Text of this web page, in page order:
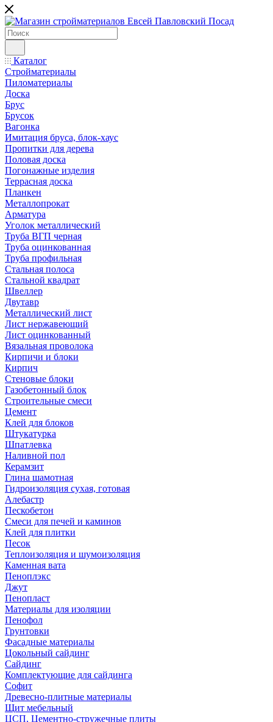
Каталог
Стройматериалы
Пиломатериалы
Доска
Брус
Брусок
Вагонка
Имитация бруса, блок-хаус
Пропитки для дерева
Половая доска
Погонажные изделия
Террасная доска
Планкен
Металлопрокат
Арматура
Уголок металлический
Труба ВГП черная
Труба оцинкованная
Труба профильная
Стальная полоса
Стальной квадрат
Швеллер
Двутавр
Металлический лист
Лист нержавеющий
Лист оцинкованный
Вязальная проволока
Кирпичи и блоки
Кирпич
Стеновые блоки
Газобетонный блок
Строительные смеси
Цемент
Клей для блоков
Штукатурка
Шпатлевка
Наливной пол
Керамзит
Глина шамотная
Гидроизоляция сухая, готовая
Алебастр
Пескобетон
Смеси для печей и каминов
Клей для плитки
Песок
Теплоизоляция и шумоизоляция
Каменная вата
Пеноплэкс
Джут
Пенопласт
Материалы для изоляции
Пенофол
Грунтовки
Фасадные материалы
Цокольный сайдинг
Сайдинг
Комплектующие для сайдинга
Софит
Древесно-плитные материалы
Щит мебельный
ЦСП, Цементно-стружечные плиты